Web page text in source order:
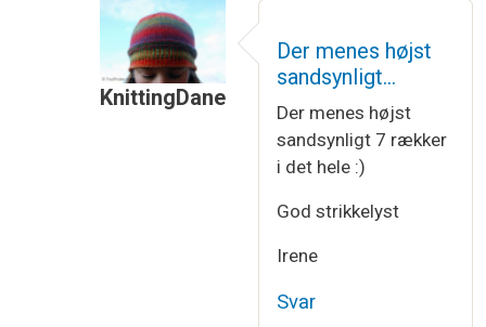
KnittingDane
StrikningafBärbel Althoff
Der menes højst
sandsynligt…
Der menes højst
sandsynligt 7 rækker
i det hele :)
God strikkelyst
Irene
Svar